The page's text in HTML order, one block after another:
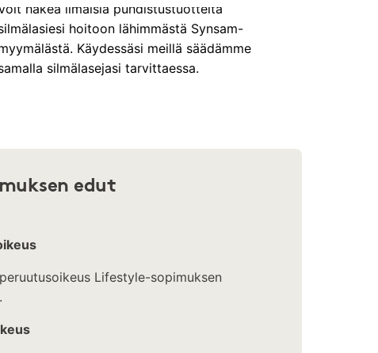
hakea ilmaisia puhdistustuotteita
hoitoon lähimmästä Synsam-
Käydessäsi meillä säädämme
silmälasejasi tarvittaessa.
edut
Lifestyle-sopimuksen